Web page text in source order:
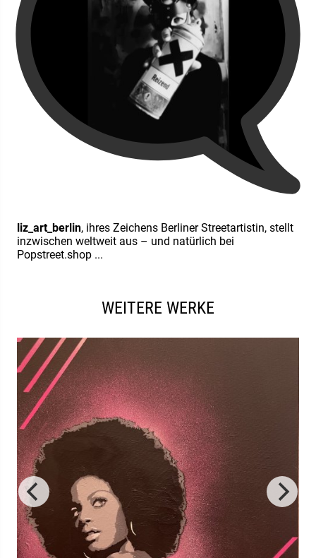
liz_art_berlin, ihres Zeichens Berliner Streetartistin, stellt
inzwischen weltweit aus – und natürlich bei
Popstreet.shop ...
WEITERE WERKE